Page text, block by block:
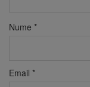
Nume *
Email *